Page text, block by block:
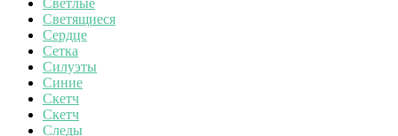
Светящиеся
Сердце
Сетка
Силуэты
Синие
Скетч
Скетч
Следы